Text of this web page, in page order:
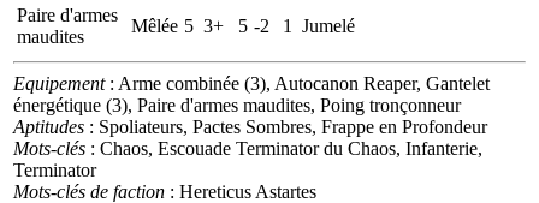
Paire d'armes
maudites
Mêlée 5 3+ 5 -2 1 Jumelé
Equipement: Arme combinée (3), Autocanon Reaper, Gantelet
énergétique (3), Paire d'armes maudites, Poing tronçonneur
Aptitudes : Spoliateurs, Pactes Sombres, Frappe en Profondeur
Mots-clés : Chaos, Escouade Terminator du Chaos, Infanterie,
Terminator
Mots-clés de faction : Hereticus Astartes